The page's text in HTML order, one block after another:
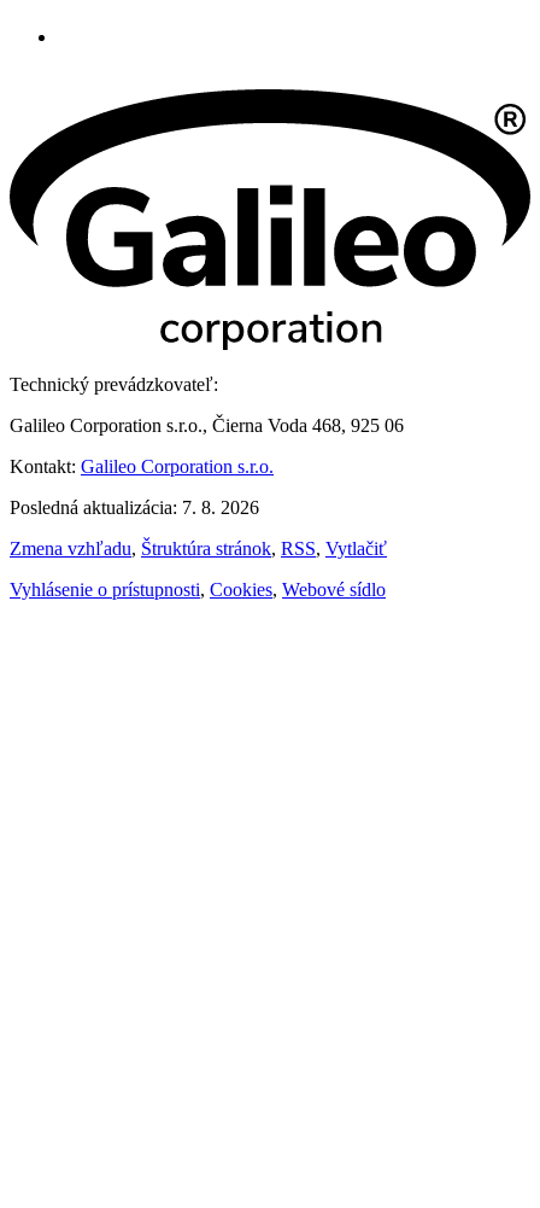
Technický prevádzkovateľ:
Galileo Corporation s.r.o., Čierna Voda 468, 925 06
Kontakt: Galileo Corporation s.r.o.
Posledná aktualizácia: 7. 8. 2026
Zmena vzhľadu, Štruktúra stránok, RSS, Vytlačiť
Vyhlásenie o prístupnosti, Cookies, Webové sídlo